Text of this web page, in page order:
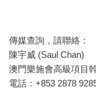
傳媒查詢，請聯絡：
陳宇威 (Saul Chan)
澳門樂施會高級項目
電話：+853 2878